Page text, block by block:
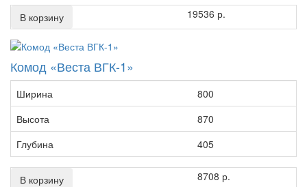
В корзину 19536 р.
Комод «Веста ВГК-1»
Ширина
800
Высота
870
Глубина
405
В корзину 8708 р.